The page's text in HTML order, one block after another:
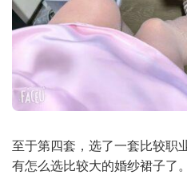
至于第四套，选了一套比较职
有怎么选比较大的婚纱裙子了。